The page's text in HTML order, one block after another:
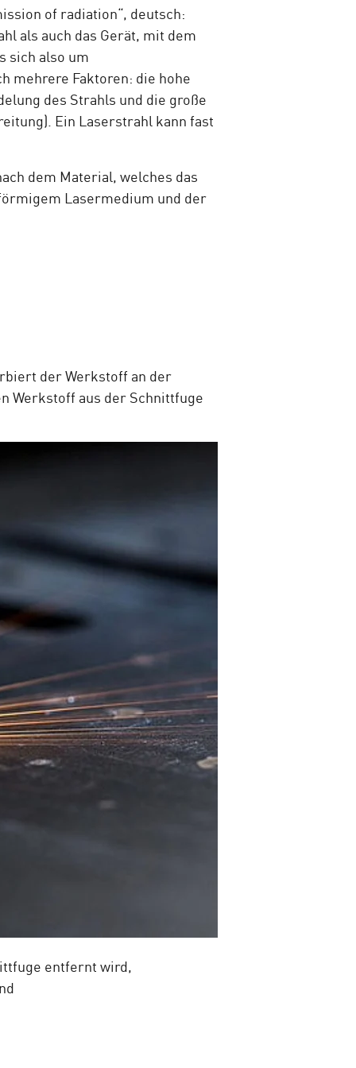
of radiation“, deutsch:
als auch das Gerät, mit dem
sich also um
mehrere Faktoren: die hohe
des Strahls und die große
Ein Laserstrahl kann fast
dem Material, welches das
Lasermedium und der
der Werkstoff an der
Werkstoff aus der Schnittfuge
entfernt wird,